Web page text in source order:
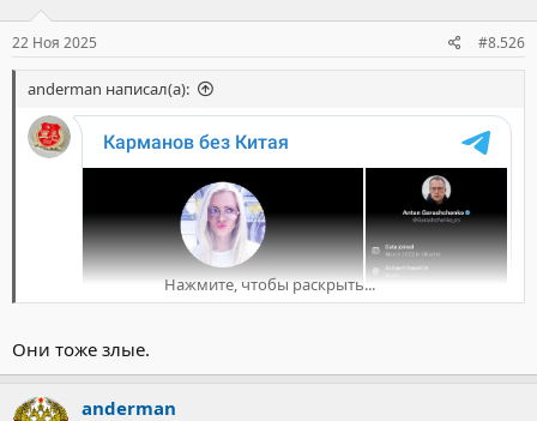
:
22 Ноя 2025
#8.526
anderman написал(а):
Нажмите, чтобы раскрыть...
Они тоже злые.
anderman